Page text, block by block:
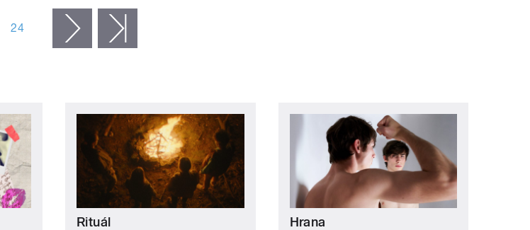
24 následující ›
Rituál Hrana